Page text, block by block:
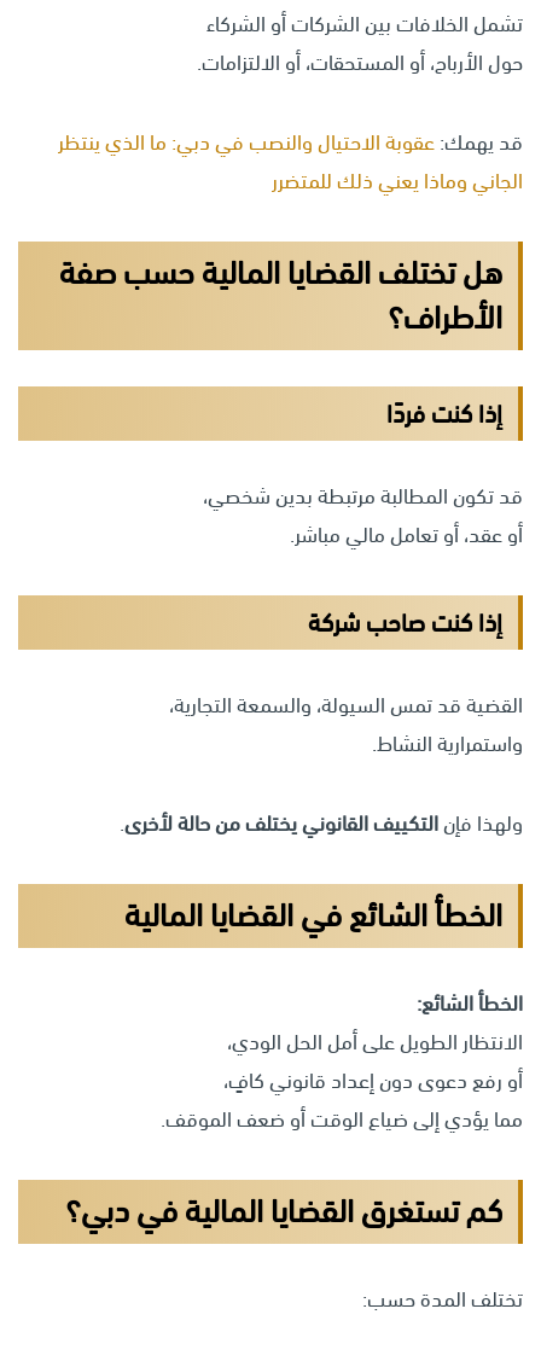
تشمل الخلافات بين الشركات أو الشركاء
حول الأرباح، أو المستحقات، أو الالتزامات.
قد يهمك:عقوبة الاحتيال والنصب في دبي: ما الذي ينتظر
الجاني وماذا يعني ذلك للمتضرر
هل تختلف القضايا المالية حسب صفة
الأطراف؟
إذا كنت فردًا
قد تكون المطالبة مرتبطة بدين شخصي،
أو عقد، أو تعامل مالي مباشر.
إذا كنت صاحب شركة
القضية قد تمس السيولة، والسمعة التجارية،
واستمرارية النشاط.
ولهذا فإنالتكييف القانوني يختلف من حالة لأخرى.
الخطأ الشائع في القضايا المالية
الخطأ الشائع:
الانتظار الطويل على أمل الحل الودي،
أو رفع دعوى دون إعداد قانوني كافٍ،
مما يؤدي إلى ضياع الوقت أو ضعف الموقف.
كم تستغرق القضايا المالية في دبي؟
تختلف المدة حسب: